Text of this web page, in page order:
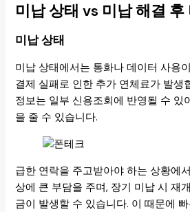
미납 상태 vs 미납 해결 후
미납 상태
미납 상태에서는 통화나 데이터 사용
결제 실패로 인한 추가 연체료가 발생
정보는 일부 신용조회에 반영될 수 있
을 줄 수 있습니다.
급한 연락을 주고받아야 하는 상황에
상에 큰 부담을 주며, 장기 미납 시 재
금이 발생할 수 있습니다. 이 때문에